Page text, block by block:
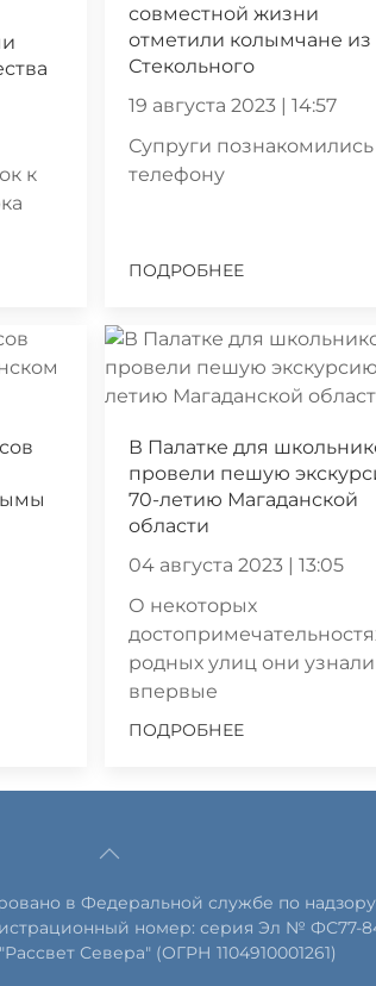
к
совместной жизни
отметили колымчане из
Стекольного
19 августа 2023 | 14:57
Супруги
телефону
ПОДРОБНЕЕ
В Палатке для
провели пешую
70-летию Магаданской
области
04 августа 2023 | 13:05
О некоторых
родных улиц они узнали
впервые
ПОДРОБНЕЕ
в Федеральной службе по
номер: серия Эл № ФС77-
Севера" (ОГРН 1104910001261)